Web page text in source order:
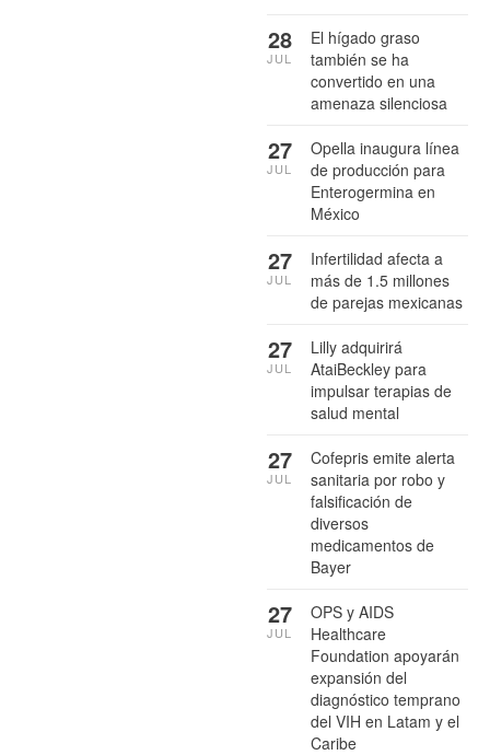
El hígado graso
también se ha
convertido en una
amenaza silenciosa
28
JUL
Opella inaugura línea
de producción para
Enterogermina en
México
27
JUL
Infertilidad afecta a
más de 1.5 millones
de parejas mexicanas
27
JUL
Lilly adquirirá
AtaiBeckley para
impulsar terapias de
salud mental
27
JUL
Cofepris emite alerta
sanitaria por robo y
falsificación de
diversos
medicamentos de
Bayer
27
JUL
OPS y AIDS
Healthcare
Foundation apoyarán
expansión del
diagnóstico temprano
del VIH en Latam y el
Caribe
27
JUL